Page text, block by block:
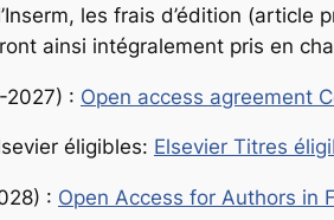
les frais d’édition (article
ainsi intégralement pris en
2027) : Open access agreement
éligibles: Elsevier Titres
: Open Access for Authors in